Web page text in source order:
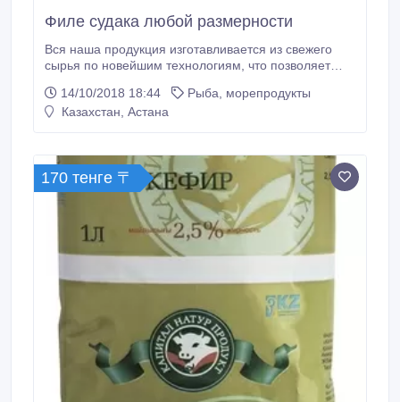
Филе судака любой размерности
Вся наша продукция изготавливается из свежего
сырья по новейшим технологиям, что позволяет
высокого качества. Все пищевые товары хранятся в
идеальных условиях и имеют необходимые
14/10/2018 18:44
Рыба, морепродукты
Казахстан, Астана
170 тенге 〒